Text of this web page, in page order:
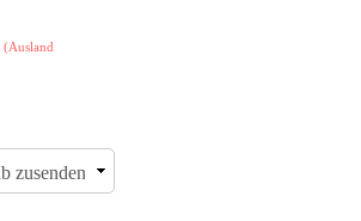
(Ausland